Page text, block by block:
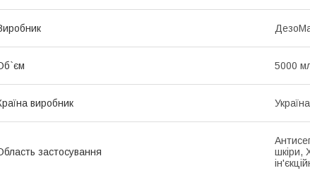
5000
виробник Україна
застосування
шкіри,